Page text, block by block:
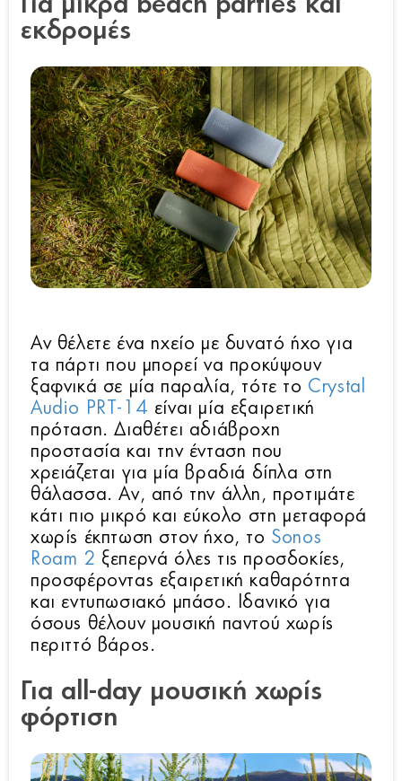
εκδρομές
Αν θέλετε ένα ηχείο με δυνατό ήχο για
τα πάρτι που μπορεί να προκύψουν
ξαφνικά σε μία παραλία, τότε το Crystal
Audio PRT-14 είναι μία εξαιρετική
πρόταση. Διαθέτει αδιάβροχη
προστασία και την ένταση που
χρειάζεται για μία βραδιά δίπλα στη
θάλασσα. Αν, από την άλλη, προτιμάτε
κάτι πιο μικρό και εύκολο στη μεταφορά
χωρίς έκπτωση στον ήχο, το Sonos
Roam 2 ξεπερνά όλες τις προσδοκίες,
προσφέροντας εξαιρετική καθαρότητα
και εντυπωσιακό μπάσο. Ιδανικό για
όσους θέλουν μουσική παντού χωρίς
περιττό βάρος.
Για all-day μουσική χωρίς
φόρτιση